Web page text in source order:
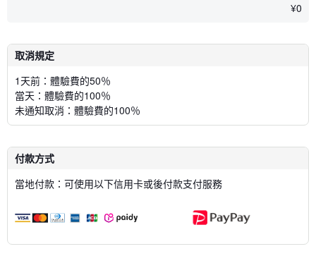
¥0
取消規定
1天前：體驗費的50％
當天：體驗費的100％
未通知取消：體驗費的100％
付款方式
當地付款：可使用以下信用卡或後付款支付服務